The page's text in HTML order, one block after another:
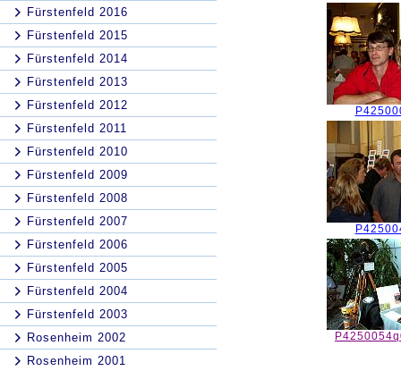
Fürstenfeld 2016
Fürstenfeld 2015
Fürstenfeld 2014
Fürstenfeld 2013
Fürstenfeld 2012
Fürstenfeld 2011
Fürstenfeld 2010
Fürstenfeld 2009
Fürstenfeld 2008
Fürstenfeld 2007
Fürstenfeld 2006
Fürstenfeld 2005
Fürstenfeld 2004
Fürstenfeld 2003
Rosenheim 2002
Rosenheim 2001